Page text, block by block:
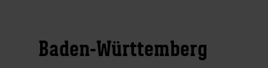
Baden-Württemberg